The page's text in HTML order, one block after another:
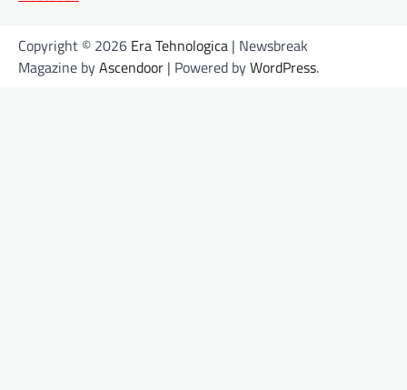
Copyright © 2026 Era Tehnologica | Newsbreak
Magazine byAscendoor | Powered byWordPress.